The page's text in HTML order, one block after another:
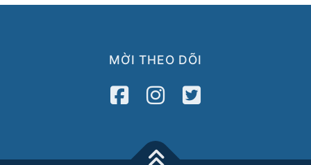
MỜI THEO DÕI